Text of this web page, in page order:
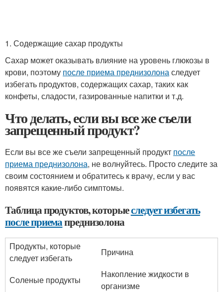
1. Содержащие сахар продукты
Сахар может оказывать влияние на уровень глюкозы в
крови, поэтому после приема преднизолонаследует
избегать продуктов, содержащих сахар, таких как
конфеты, сладости, газированные напитки и т.д.
Что делать, если вы все же съели
запрещенный продукт?
Если вы все же съели запрещенный продукт после
приема преднизолона, не волнуйтесь. Просто следите за
своим состоянием и обратитесь к врачу, если у вас
появятся какие-либо симптомы.
Таблица продуктов, которыеследует избегать
после приемапреднизолона
Продукты, которые
следует избегать
Причина
Соленые продукты
Накопление жидкости в
организме